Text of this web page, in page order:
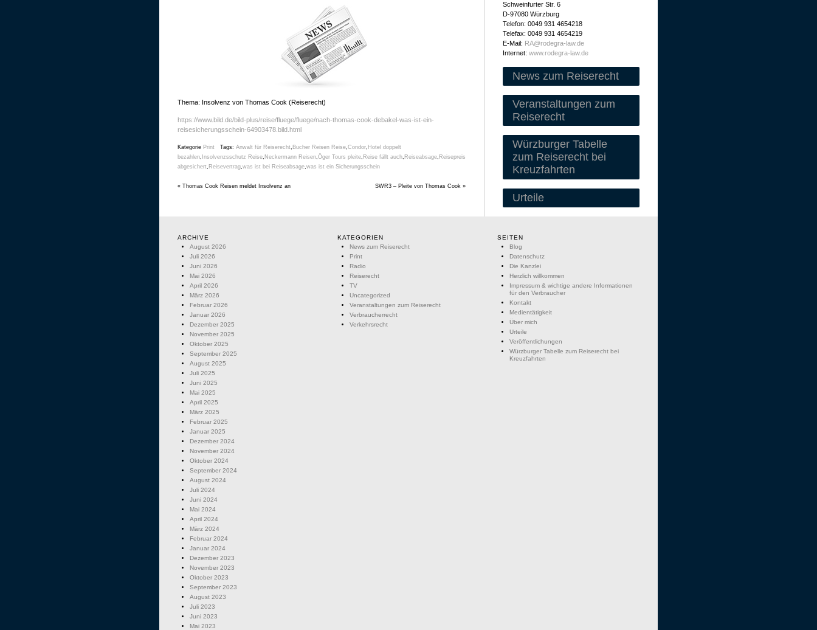
Thema: Insolvenz von Thomas Cook (Reiserecht)
https://www.bild.de/bild-plus/reise/fluege/fluege/nach-thomas-cook-debakel-was-ist-ein-
reisesicherungsschein-64903478.bild.html
Kategorie Print Tags: Anwalt für Reiserecht, Bucher Reisen Reise,Condor, Hotel doppelt
bezahlen, Insolvenzsschutz Reise, Neckermann Reisen,Öger Tours pleite, Reise fällt auch, Reiseabsage, Reisepreis
abgesichert, Reisevertrag,was ist bei Reiseabsage,was ist ein Sicherungsschein
« Thomas Cook Reisen meldet Insolvenz an SWR3 – Pleite von Thomas Cook »
Schweinfurter Str. 6
D-97080 Würzburg
Telefon: 0049 931 4654218
Telefax: 0049 931 4654219
E-Mail: RA@rodegra-law.de
Internet: www.rodegra-law.de
News zum Reiserecht
Veranstaltungen zum
Reiserecht
Würzburger Tabelle
zum Reiserecht bei
Kreuzfahrten
Urteile
ARCHIVE
August 2026
Juli 2026
Juni 2026
Mai 2026
April 2026
März 2026
Februar 2026
Januar 2026
Dezember 2025
November 2025
Oktober 2025
September 2025
August 2025
Juli 2025
Juni 2025
Mai 2025
April 2025
März 2025
Februar 2025
Januar 2025
Dezember 2024
November 2024
Oktober 2024
September 2024
August 2024
Juli 2024
Juni 2024
Mai 2024
April 2024
März 2024
Februar 2024
Januar 2024
Dezember 2023
November 2023
Oktober 2023
September 2023
August 2023
Juli 2023
Juni 2023
Mai 2023
KATEGORIEN
News zum Reiserecht
Print
Radio
Reiserecht
TV
Uncategorized
Veranstaltungen zum Reiserecht
Verbraucherrecht
Verkehrsrecht
SEITEN
Blog
Datenschutz
Die Kanzlei
Herzlich willkommen
Impressum & wichtige andere Informationen
für den Verbraucher
Kontakt
Medientätigkeit
Über mich
Urteile
Veröffentlichungen
Würzburger Tabelle zum Reiserecht bei
Kreuzfahrten